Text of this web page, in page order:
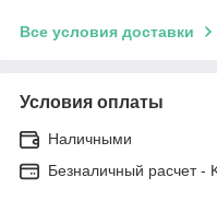
Все условия доставки
Условия оплаты
Наличными
Безналичный расчет -